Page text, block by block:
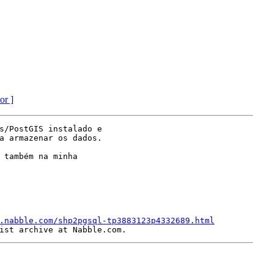
]
PostGIS instalado e
armazenar os dados.
na minha
shp2pgsql-tp3883123p4332689.html